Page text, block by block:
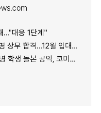
…"대응 1단계"
…12월 입대해 2028년 6월 전역
익, 코미디언 김규원이었다